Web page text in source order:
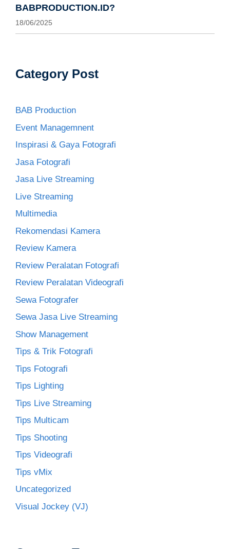
BABPRODUCTION.ID?
18/06/2025
Category Post
BAB Production
Event Managemnent
Inspirasi & Gaya Fotografi
Jasa Fotografi
Jasa Live Streaming
Live Streaming
Multimedia
Rekomendasi Kamera
Review Kamera
Review Peralatan Fotografi
Review Peralatan Videografi
Sewa Fotografer
Sewa Jasa Live Streaming
Show Management
Tips & Trik Fotografi
Tips Fotografi
Tips Lighting
Tips Live Streaming
Tips Multicam
Tips Shooting
Tips Videografi
Tips vMix
Uncategorized
Visual Jockey (VJ)